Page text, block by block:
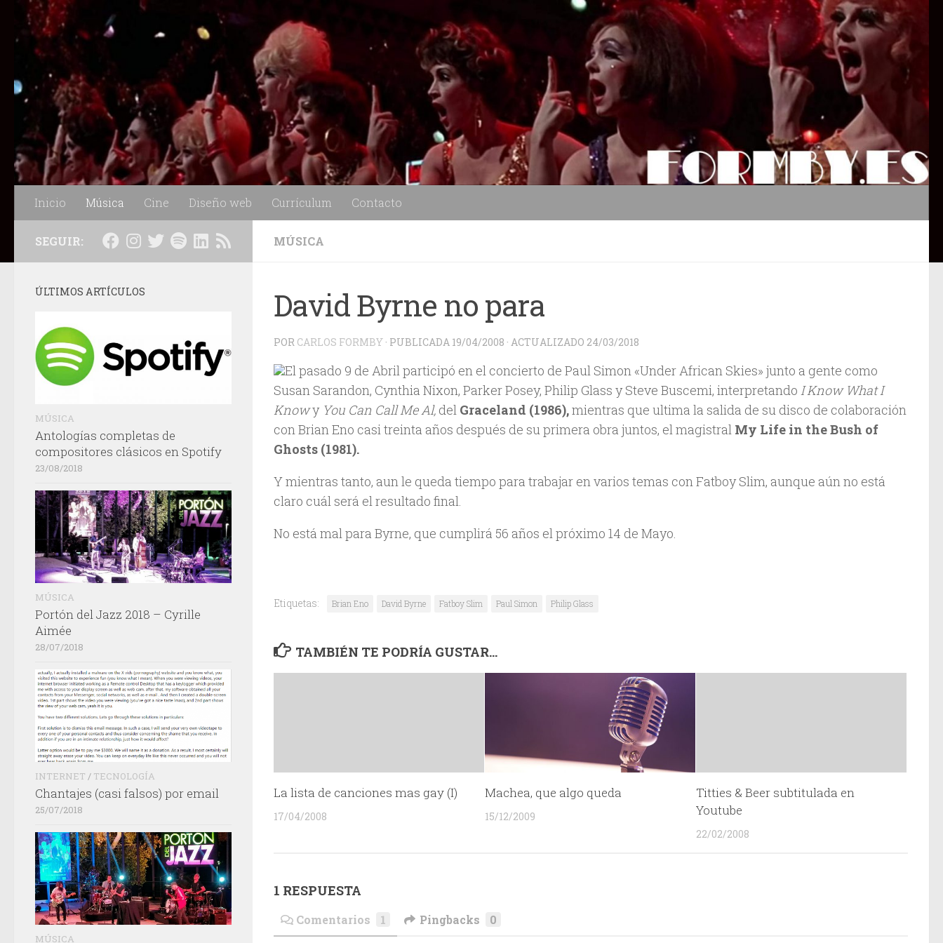
Saltar al contenido
Inicio Música Cine Diseño web Currículum Contacto
MÚSICA
David Byrne no para
POR CARLOS FORMBY · PUBLICADA 19/04/2008 · ACTUALIZADO 24/03/2018
El pasado 9 de Abril participó en el concierto de Paul Simon «Under African Skies» junto a gente como
Susan Sarandon, Cynthia Nixon, Parker Posey, Philip Glass y Steve Buscemi, interpretando I Know What I
Knowy You Can Call Me Al, del Graceland (1986),mientras que ultima la salida de su disco de colaboración
con Brian Eno casi treinta años después de su primera obra juntos, el magistral My Life in the Bush of
Ghosts (1981).
Y mientras tanto, aun le queda tiempo para trabajar en varios temas con Fatboy Slim, aunque aún no está
claro cuál será el resultado final.
No está mal para Byrne, que cumplirá 56 años el próximo 14 de Mayo.
Etiquetas: Brian Eno David Byrne Fatboy Slim Paul Simon Philip Glass
TAMBIÉN TE PODRÍA GUSTAR...
La lista de canciones mas gay (I)
17/04/2008
Machea, que algo queda
15/12/2009
Titties & Beer subtitulada en
Youtube
22/02/2008
1 RESPUESTA
Comentarios 1 Pingbacks 0
SEGUIR:
ÚLTIMOS ARTÍCULOS
MÚSICA
Antologías completas de
compositores clásicos en Spotify
23/08/2018
MÚSICA
Portón del Jazz 2018 – Cyrille
Aimée
28/07/2018
INTERNET / TECNOLOGÍA
Chantajes (casi falsos) por email
25/07/2018
MÚSICA